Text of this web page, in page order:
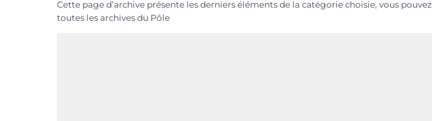
Cette page d’archive présente les derniers éléments de la catégorie choisie, vous pouvez
toutes les archives du Pôle